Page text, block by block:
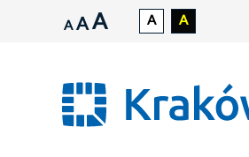
A A A A A